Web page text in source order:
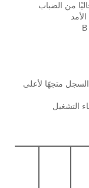
من الضباب